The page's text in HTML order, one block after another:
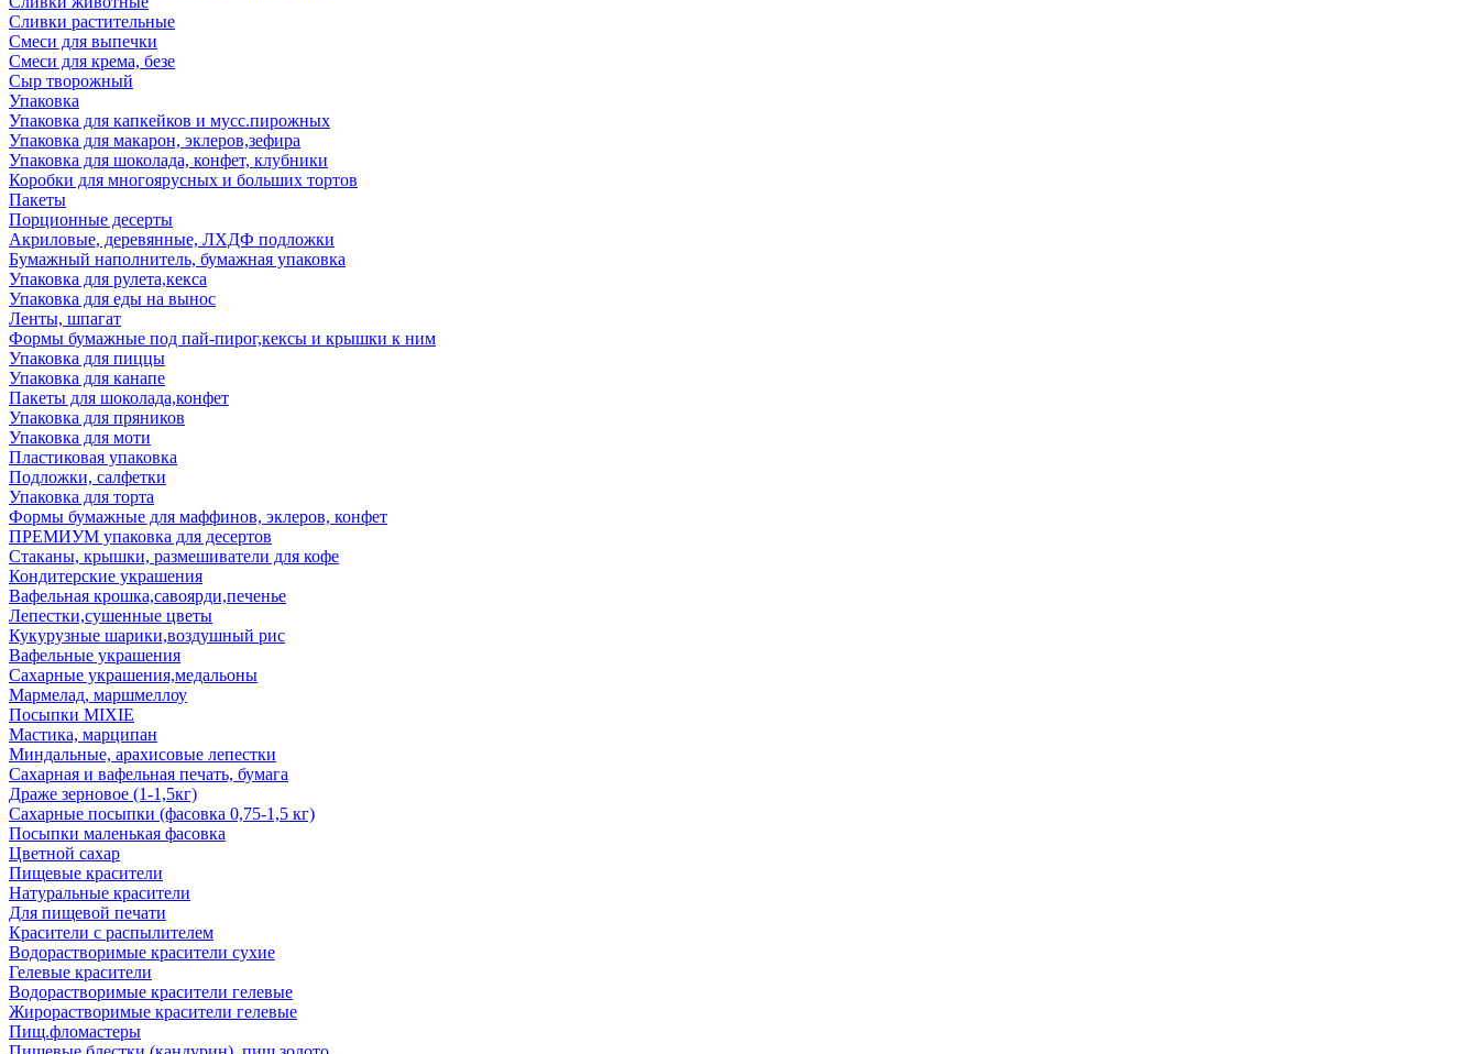
Сливки растительные
Смеси для выпечки
Смеси для крема, безе
Сыр творожный
Упаковка
Упаковка для капкейков и мусс.пирожных
Упаковка для макарон, эклеров,зефира
Упаковка для шоколада, конфет, клубники
Коробки для многоярусных и больших тортов
Пакеты
Порционные десерты
Акриловые, деревянные, ЛХДФ подложки
Бумажный наполнитель, бумажная упаковка
Упаковка для рулета,кекса
Упаковка для еды на вынос
Ленты, шпагат
Формы бумажные под пай-пирог,кексы и крышки к ним
Упаковка для пиццы
Упаковка для канапе
Пакеты для шоколада,конфет
Упаковка для пряников
Упаковка для моти
Пластиковая упаковка
Подложки, салфетки
Упаковка для торта
Формы бумажные для маффинов, эклеров, конфет
ПРЕМИУМ упаковка для десертов
Стаканы, крышки, размешиватели для кофе
Кондитерские украшения
Вафельная крошка,савоярди,печенье
Лепестки,сушенные цветы
Кукурузные шарики,воздушный рис
Вафельные украшения
Сахарные украшения,медальоны
Мармелад, маршмеллоу
Посыпки MIXIE
Мастика, марципан
Миндальные, арахисовые лепестки
Сахарная и вафельная печать, бумага
Драже зерновое (1-1,5кг)
Сахарные посыпки (фасовка 0,75-1,5 кг)
Посыпки маленькая фасовка
Цветной сахар
Пищевые красители
Натуральные красители
Для пищевой печати
Красители с распылителем
Водорастворимые красители сухие
Гелевые красители
Водорастворимые красители гелевые
Жирорастворимые красители гелевые
Пищ.фломастеры